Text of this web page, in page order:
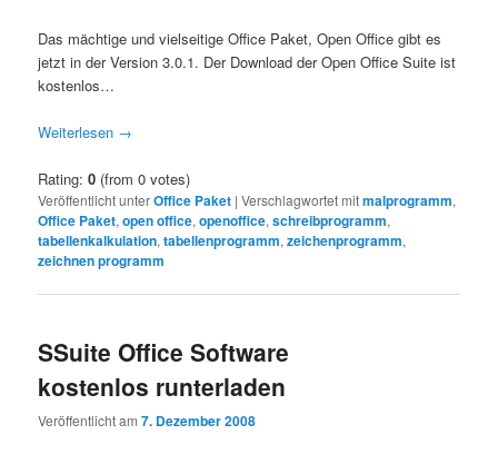
Das mächtige und vielseitige Office Paket, Open Office gibt es
jetzt in der Version 3.0.1. Der Download der Open Office Suite ist
kostenlos…
Weiterlesen →
Rating:0 (from 0 votes)
Veröffentlicht unterOffice Paket |Verschlagwortet mitmalprogramm,
Office Paket,open office,openoffice,schreibprogramm,
tabellenkalkulation,tabellenprogramm,zeichenprogramm,
zeichnen programm
SSuite Office Software
kostenlos runterladen
Veröffentlicht am7. Dezember 2008